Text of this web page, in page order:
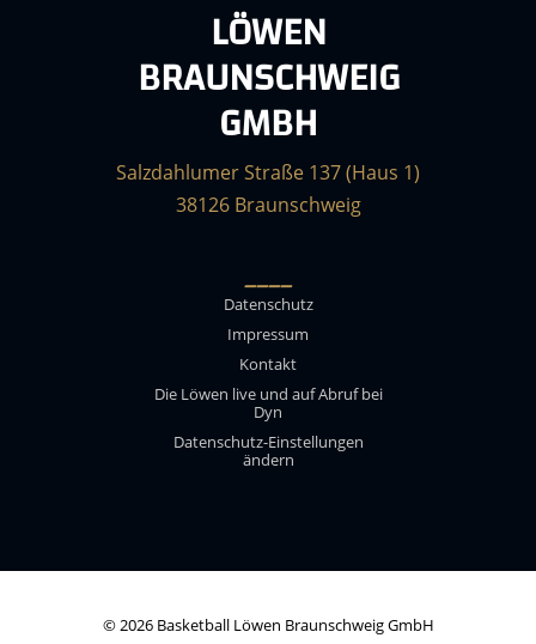
LÖWEN
BRAUNSCHWEIG
GMBH
Salzdahlumer Straße 137 (Haus 1)
38126 Braunschweig
____
Datenschutz
Impressum
Kontakt
Die Löwen live und auf Abruf bei
Dyn
Datenschutz-Einstellungen
ändern
© 2026 Basketball Löwen Braunschweig GmbH